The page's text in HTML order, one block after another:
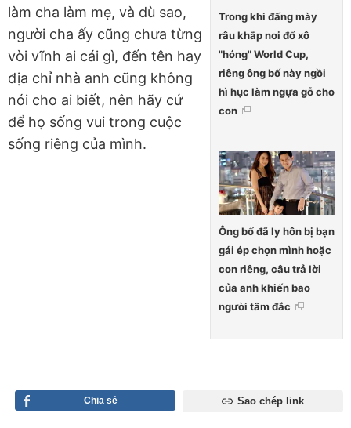
Trong khi đấng mày
râu khắp nơi đổ xô
"hóng" World Cup,
riêng ông bố này ngồi
hì hục làm ngựa gỗ cho
con
Ông bố đã ly hôn bị bạn
gái ép chọn mình hoặc
con riêng, câu trả lời
của anh khiến bao
người tâm đắc
làm cha làm mẹ, và dù sao,
người cha ấy cũng chưa từng
vòi vĩnh ai cái gì, đến tên hay
địa chỉ nhà anh cũng không
nói cho ai biết, nên hãy cứ
để họ sống vui trong cuộc
sống riêng của mình.
Chia sẻ Sao chép link